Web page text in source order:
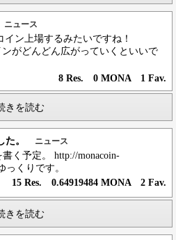
ニュース
ン上場するみたいですね！
ンがどんどん広がっていくといいで
8 Res. 0 MONA 1 Fav.
きを読む
た。 ニュース
く予定。 http://monacoin-
っくりです。
15 Res. 0.64919484 MONA 2 Fav.
きを読む